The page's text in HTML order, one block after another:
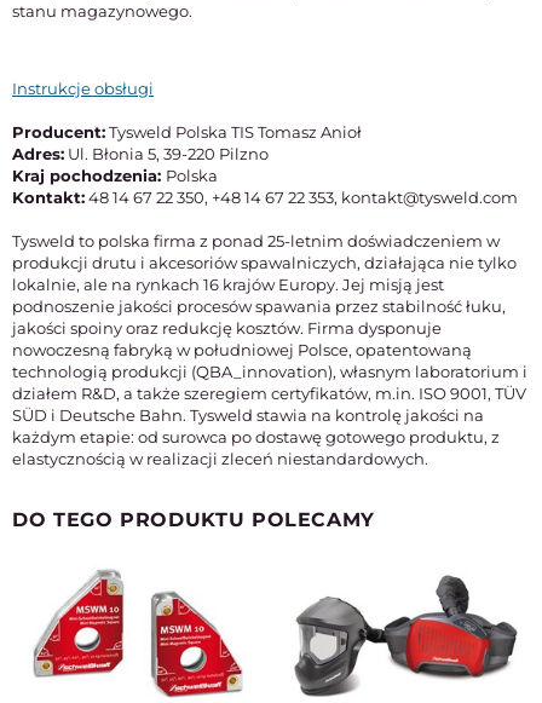
stanu magazynowego.
Instrukcje obsługi
Producent:Tysweld Polska TIS Tomasz Anioł
Adres: Ul. Błonia 5, 39-220 Pilzno
Kraj pochodzenia: Polska
Kontakt:48 14 67 22 350, +48 14 67 22 353, kontakt@tysweld.com
Tysweld to polska firma z ponad 25-letnim doświadczeniem w
produkcji drutu i akcesoriów spawalniczych, działająca nie tylko
lokalnie, ale na rynkach 16 krajów Europy. Jej misją jest
podnoszenie jakości procesów spawania przez stabilność łuku,
jakości spoiny oraz redukcję kosztów. Firma dysponuje
nowoczesną fabryką w południowej Polsce, opatentowaną
technologią produkcji (QBA_innovation), własnym laboratorium i
działem R&D, a także szeregiem certyfikatów, m.in. ISO 9001, TÜV
SÜD i Deutsche Bahn. Tysweld stawia na kontrolę jakości na
każdym etapie: od surowca po dostawę gotowego produktu, z
elastycznością w realizacji zleceń niestandardowych.
DO TEGO PRODUKTU POLECAMY